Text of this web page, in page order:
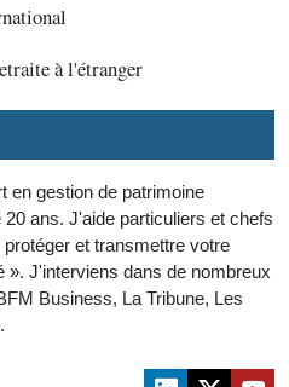
à l'étranger
en gestion de patrimoine
ans. J'aide particuliers et chefs
et transmettre votre
». J'interviens dans de nombreux
Business, La Tribune, Les